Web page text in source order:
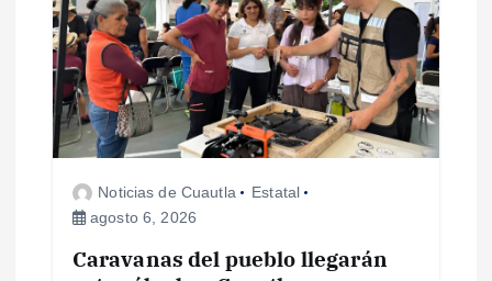
n
d
e
Noticias de Cuautla
Estatal
agosto 6, 2026
Caravanas del pueblo llegarán